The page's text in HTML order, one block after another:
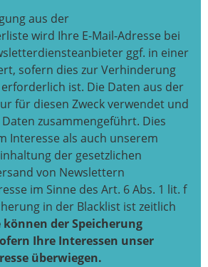
aus der
wird Ihre E-Mail-Adresse bei
ggf. in einer
sofern dies zur Verhinderung
ist. Die Daten aus der
für diesen Zweck verwendet und
zusammengeführt. Dies
Interesse als auch unserem
der gesetzlichen
von Newslettern
im Sinne des Art. 6 Abs. 1 lit. f
in der Blacklist ist zeitlich
können der Speicherung
Ihre Interessen unser
überwiegen.